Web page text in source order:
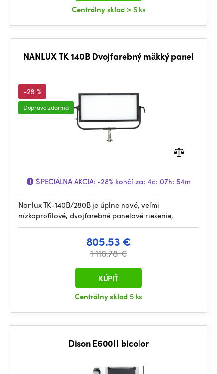
Centrálny sklad > 5 ks
NANLUX TK 140B Dvojfarebný mäkký panel
-28 %
Doprava zdarma
ŠPECIÁLNA AKCIA: -28%končí za: 4d: 07h: 54m
Nanlux TK-140B/280B je úplne nové, veľmi
nízkoprofilové, dvojfarebné panelové riešenie,
805.53 €
1 118.78 €
Centrálny sklad 5 ks
KÚPIŤ
Dison E600II bicolor